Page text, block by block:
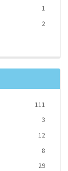
1
2
111
3
12
8
29